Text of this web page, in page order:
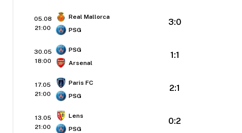
05.08
21:00
Real Mallorca
PSG
3:0
30.05
18:00
PSG
Arsenal
1:1
17.05
21:00
Paris FC
PSG
2:1
13.05
21:00
Lens
PSG
0:2